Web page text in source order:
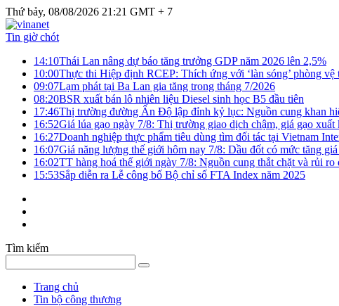
Thứ bảy, 08/08/2026 21:21 GMT + 7
Tin giờ chót
14:10Thái Lan nâng dự báo tăng trưởng GDP năm 2026 lên 2,5%
10:00Thực thi Hiệp định RCEP: Thích ứng với ‘làn sóng’ phòng vệ
09:07Lạm phát tại Ba Lan gia tăng trong tháng 7/2026
08:20BSR xuất bán lô nhiên liệu Diesel sinh học B5 đầu tiên
17:46Thị trường đường Ấn Độ lập đỉnh kỷ lục: Nguồn cung khan
16:52Giá lúa gạo ngày 7/8: Thị trường giao dịch chậm, giá gạo xuất
16:27Doanh nghiệp thực phẩm tiêu dùng tìm đối tác tại Vietnam
16:07Giá năng lượng thế giới hôm nay 7/8: Dầu đốt có mức tăng
16:02TT hàng hoá thế giới ngày 7/8: Nguồn cung thắt chặt và rủi
15:53Sắp diễn ra Lễ công bố Bộ chỉ số FTA Index năm 2025
Tìm kiếm
Trang chủ
Tin bộ công thương